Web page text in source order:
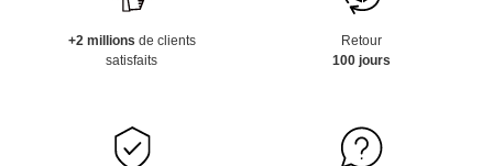
+2 millions de clients
satisfaits
Retour
100 jours